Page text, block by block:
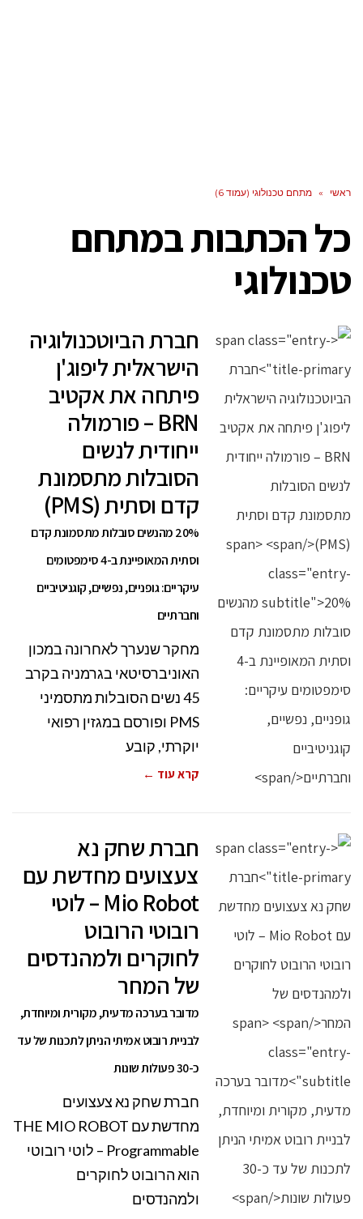
ראשי » מתחם טכנולוגי (עמוד 6)
כל הכתבות במתחם
טכנולוגי
חברת הביוטכנולוגיה
הישראלית ליפוג'ן
פיתחה את אקטיב
BRN – פורמולה
ייחודית לנשים
הסובלות מתסמונת
קדם וסתית (PMS)
20% מהנשים סובלות מתסמונת קדם
וסתית המאופיינת ב-4 סימפטומים
עיקריים: גופניים, נפשיים, קוגניטיביים
וחברתיים
מחקר שנערך לאחרונה במכון
האוניברסיטאי בגרמניה בקרב
45 נשים הסובלות מתסמיני
PMS ופורסם במגזין רפואי
יוקרתי, קובע
קרא עוד ←
חברת שחק נא
צעצועים מחדשת עם
Mio Robot – לוטי
רובוטי הרובוט
לחוקרים ולמהנדסים
של המחר
מדובר בערכה מדעית, מקורית ומיוחדת,
לבניית רובוט אמיתי הניתן לתכנות של עד
כ-30 פעולות שונות
חברת שחק נא צעצועים
מחדשת עם THE MIO ROBOT
– Programmable לוטי רובוטי
הוא הרובוט לחוקרים
ולמהנדסים